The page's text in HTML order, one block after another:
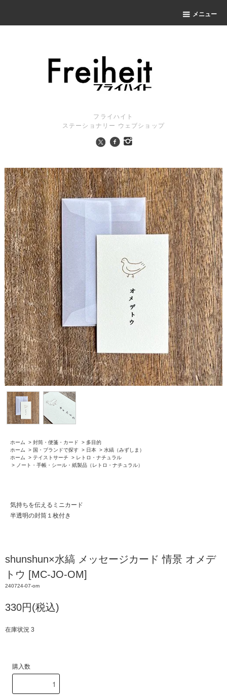
メニュー
フライハイト
ステーショナリー ウェブショップ
ホーム > 封筒・便箋・カード > 多目的
ホーム
> 国・ブランドで探す > 日本 > 水縞（みずしま）
ホーム
> テイストサーチ > レトロ・ナチュラル
> ノート・手帳・シール・紙製品（レトロ・ナチュラル）
気持ちを伝えるミニカード
半透明の封筒１枚付き
shunshun×水縞 メッセージカード 情景 オメデ
トウ [MC-JO-OM]
240724-07-om
330円(税込)
在庫状況 3
購入数